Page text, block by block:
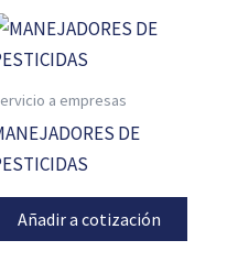
a empresas
DE
Añadir a cotización